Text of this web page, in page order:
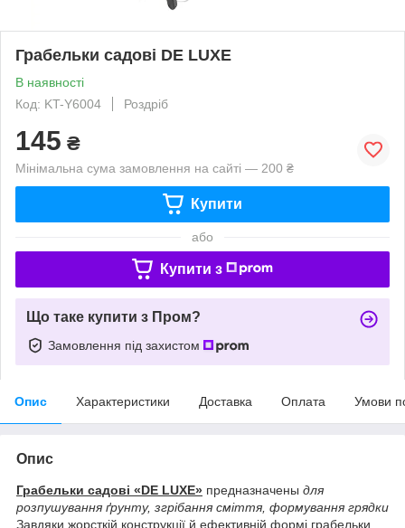
Грабельки садові DE LUXE
В наявності
Код: KT-Y6004
Роздріб
145 ₴
Мінімальна сума замовлення на сайті — 200 ₴
Купити
або
Купити з
Що таке купити з Пром?
Замовлення під захистом
Опис Характеристики Доставка Оплата Умови
Опис
Грабельки садові «DE LUXE» предназначены для
розпушування ґрунту, згрібання сміття, формування грядки
Завдяки жорсткій конструкції й ефективній формі грабельки